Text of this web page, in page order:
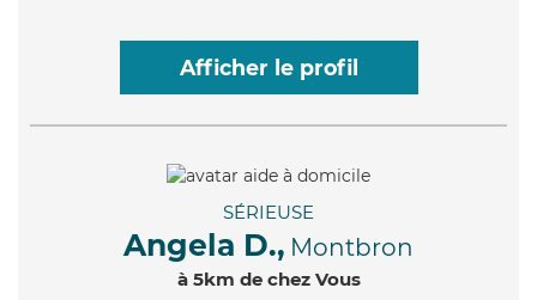
Afficher le profil
SÉRIEUSE
Angela D., Montbron
à 5km de chez Vous